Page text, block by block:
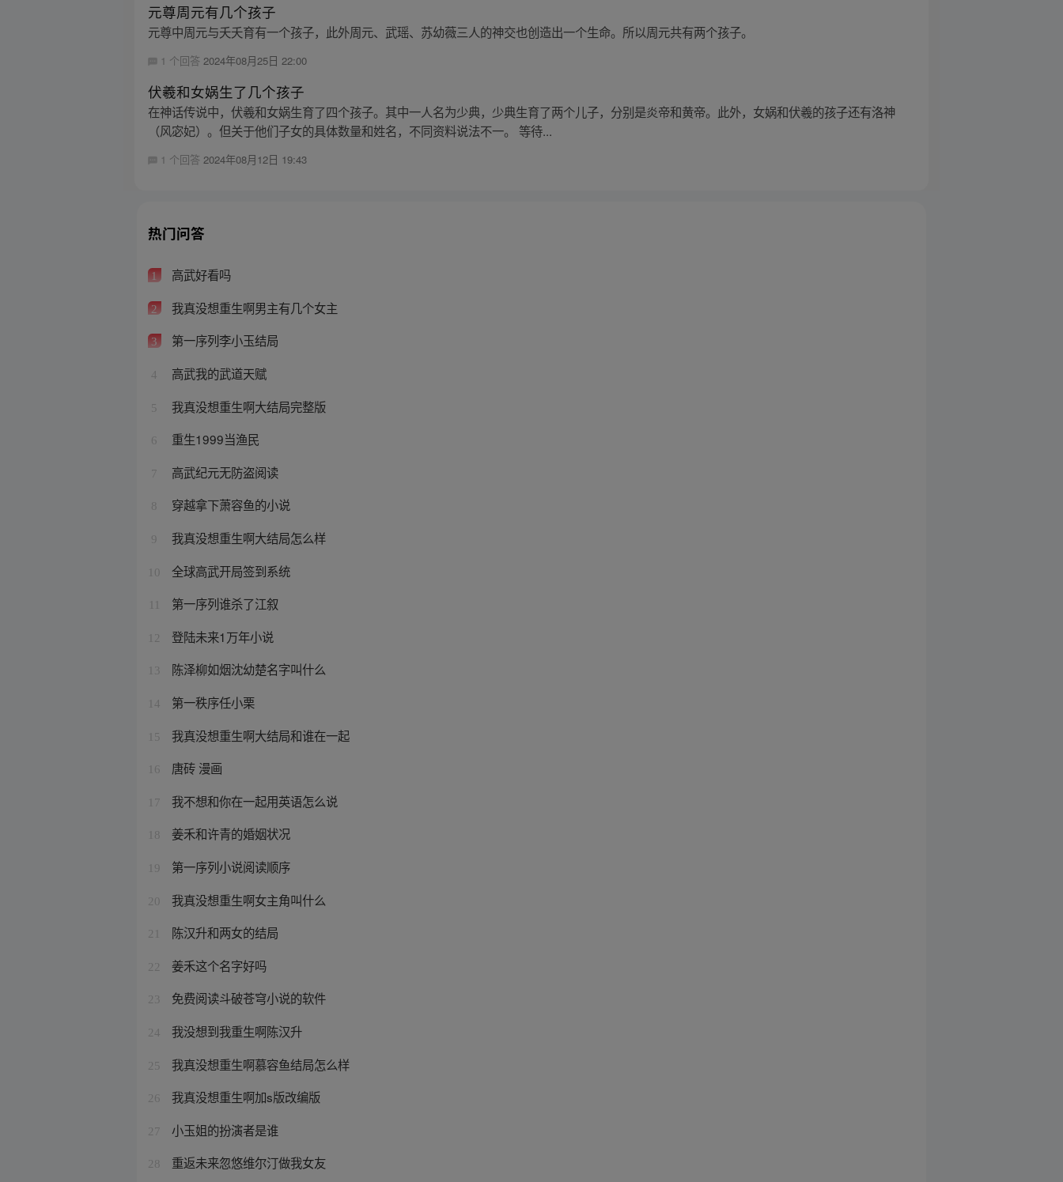
元尊周元有几个孩子
元尊中周元与夭夭育有一个孩子，此外周元、武瑶、苏幼薇三人的神交也创造出一个生命。所以周元共有两个孩子。
1 个回答 2024年08月25日 22:00
伏羲和女娲生了几个孩子
在神话传说中，伏羲和女娲生育了四个孩子。其中一人名为少典，少典生育了两个儿子，分别是炎帝和黄帝。此外，女娲和伏羲的孩子还有洛神
（风宓妃）。但关于他们子女的具体数量和姓名，不同资料说法不一。 等待...
1 个回答 2024年08月12日 19:43
热门问答
1 高武好看吗
2 我真没想重生啊男主有几个女主
3 第一序列李小玉结局
4 高武我的武道天赋
5 我真没想重生啊大结局完整版
6 重生1999当渔民
7 高武纪元无防盗阅读
8 穿越拿下萧容鱼的小说
9 我真没想重生啊大结局怎么样
10 全球高武开局签到系统
第一序列谁杀了江叙
12 登陆未来1万年小说
13 陈泽柳如烟沈幼楚名字叫什么
14 第一秩序任小栗
15 我真没想重生啊大结局和谁在一起
16 唐砖 漫画
17 我不想和你在一起用英语怎么说
18 姜禾和许青的婚姻状况
19 第一序列小说阅读顺序
20 我真没想重生啊女主角叫什么
21 陈汉升和两女的结局
22 姜禾这个名字好吗
23 免费阅读斗破苍穹小说的软件
24 我没想到我重生啊陈汉升
25 我真没想重生啊慕容鱼结局怎么样
26 我真没想重生啊加s版改编版
27 小玉姐的扮演者是谁
28 重返未来忽悠维尔汀做我女友